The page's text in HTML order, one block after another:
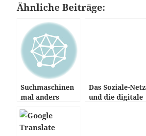
Ähnliche Beiträge:
Suchmaschinen
mal anders
Das Soziale-Netz
und die digitale